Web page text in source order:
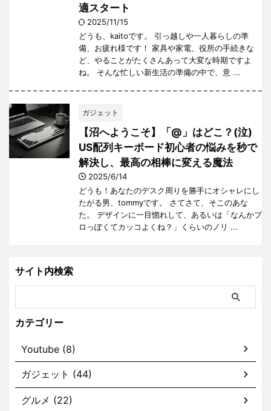
適スタート
2025/11/15
どうも、kaitoです。 引っ越しや一人暮らしの準
備、お疲れ様です！ 家具や家電、役所の手続きな
ど、やることがたくさんあって大変な時期ですよ
ね。 そんな忙しい新生活の準備の中で、意 ...
ガジェット
【沼へようこそ】「@」はどこ？(泣)
US配列キーボード初心者の悩みを秒で
解決し、最高の相棒に変える魔法
2025/6/14
どうも！あなたのデスク周りを勝手にオシャレにし
たがる男、tommyです。 さてさて、そこのあな
た。 デザインに一目惚れして、あるいは「なんかプ
ロっぽくてカッコよくね？」くらいのノリ ...
サイト内検索
カテゴリー
Youtube (8)
ガジェット (44)
グルメ (22)